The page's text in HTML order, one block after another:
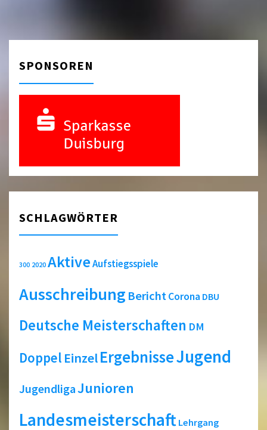
SPONSOREN
SCHLAGWÖRTER
300 2020 AktiveAufstiegsspiele
Ausschreibung BerichtCorona DBU
Deutsche Meisterschaften DM
Doppel EinzelErgebnisseJugend
JugendligaJunioren
Landesmeisterschaft Lehrgang